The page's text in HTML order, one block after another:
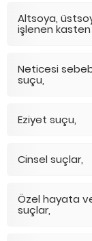
Altsoya,
işlenen
Neticesi
suçu,
Eziyet suçu,
Cinsel suçlar,
Özel hayata
suçlar,